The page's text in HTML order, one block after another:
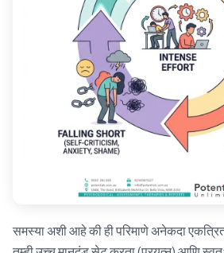
समस्या अशी आहे की ही परिमाणे अनेकदा